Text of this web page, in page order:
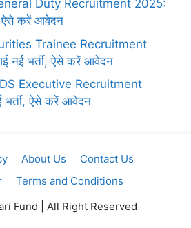
Duty Recruitment 2025:
ऐसे करें आवेदन
Trainee Recruitment
नई भर्ती, ऐसे करें आवेदन
Executive Recruitment
भर्ती, ऐसे करें आवेदन
About Us
Contact Us
Terms and Conditions
Fund | All Right Reserved